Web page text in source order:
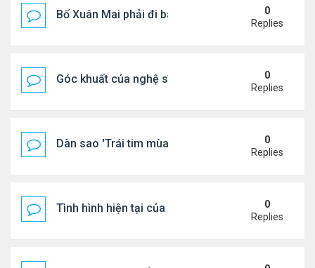
Bố Xuân Mai phải đi bán cơm ở Mỹ
0
Replies
Góc khuất của nghệ sĩ Hoài Tâm
0
Replies
Dàn sao 'Trái tim mùa thu' sau 26 năm
0
Replies
Tình hình hiện tại của Quang Lê
0
Replies